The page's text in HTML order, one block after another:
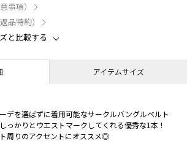
事項）
品特約）
と比較する
アイテムサイズ
デを選ばずに着用可能なサークルバングルベルト
っかりとウエストマークしてくれる優秀な1本！
周りのアクセントにオススメ◎